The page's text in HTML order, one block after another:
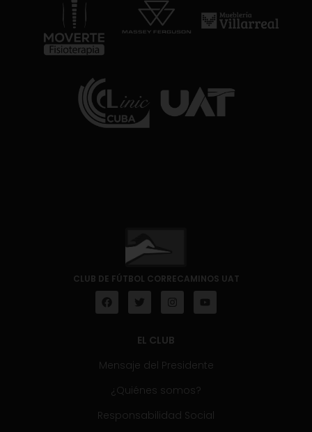
CLUB DE FÚTBOL CORRECAMINOS UAT
EL CLUB
Mensaje del Presidente
¿Quiénes somos?
Responsabilidad Social